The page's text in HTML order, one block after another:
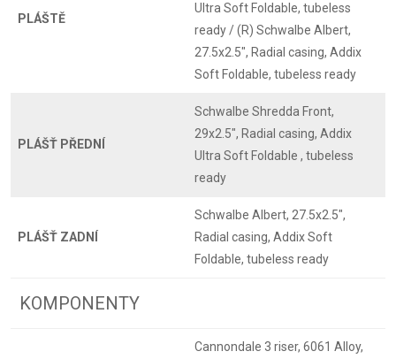
PLÁŠTĚ
Ultra Soft Foldable, tubeless
ready / (R) Schwalbe Albert,
27.5x2.5", Radial casing, Addix
Soft Foldable, tubeless ready
PLÁŠŤ PŘEDNÍ
Schwalbe Shredda Front,
29x2.5", Radial casing, Addix
Ultra Soft Foldable , tubeless
ready
PLÁŠŤ ZADNÍ
Schwalbe Albert, 27.5x2.5",
Radial casing, Addix Soft
Foldable, tubeless ready
KOMPONENTY
Cannondale 3 riser, 6061 Alloy,